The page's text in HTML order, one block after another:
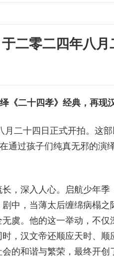
二零二四年八
《二十四孝》经典， 再现
二十四日正式开拍。这
通过孩子们纯真无邪的演
，深入人心。启航少年季
中，当薄太后缠绵病榻
虞。他的这一举动，不仅
，汉文帝还顺应天时、
的和谐与繁荣，最终开创